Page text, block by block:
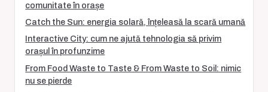
comunitate în orașe
Catch the Sun: energia solară, înțeleasă la scară umană
Interactive City: cum ne ajută tehnologia să privim
orașul în profunzime
From Food Waste to Taste & From Waste to Soil: nimic
nu se pierde